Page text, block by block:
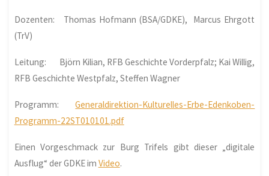
Dozenten: Thomas Hofmann (BSA/GDKE), Marcus Ehrgott
(TrV)
Leitung: Björn Kilian, RFB Geschichte Vorderpfalz; Kai Willig,
RFB Geschichte Westpfalz, Steffen Wagner
Programm:Generaldirektion-Kulturelles-Erbe-Edenkoben-
Programm-22ST010101.pdf
Einen Vorgeschmack zur Burg Trifels gibt dieser „digitale
Ausflug“ der GDKE im Video.